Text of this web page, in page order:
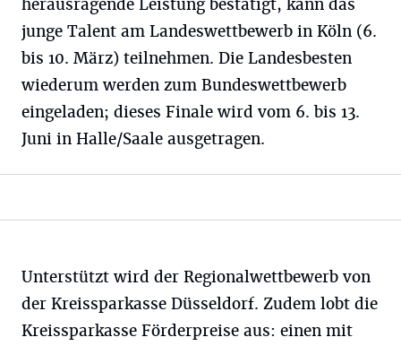
herausragende Leistung bestätigt, kann das
junge Talent am Landeswettbewerb in Köln (6.
bis 10. März) teilnehmen. Die Landesbesten
wiederum werden zum Bundeswettbewerb
eingeladen; dieses Finale wird vom 6. bis 13.
Juni in Halle/Saale ausgetragen.
Unterstützt wird der Regionalwettbewerb von
der Kreissparkasse Düsseldorf. Zudem lobt die
Kreissparkasse Förderpreise aus: einen mit